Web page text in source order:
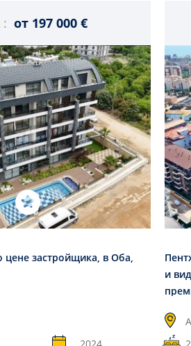
от 197 000 €
застройщика, в Оба,
и